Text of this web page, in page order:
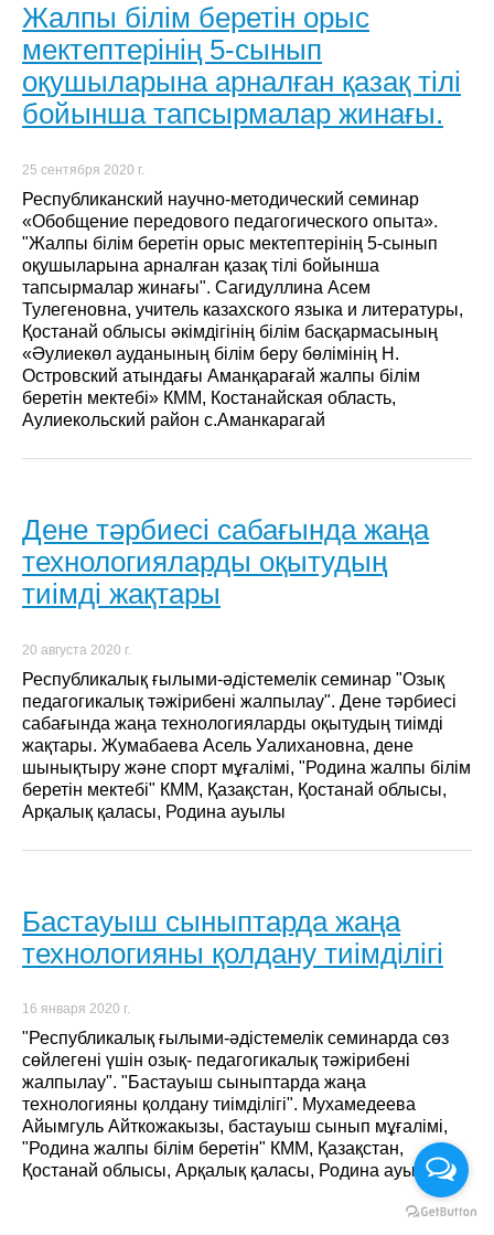
Жалпы білім беретін орыс
мектептерінің 5-сынып
оқушыларына арналған қазақ тілі
бойынша тапсырмалар жинағы.
25 сентября 2020 г.
Республиканский научно-методический семинар
«Обобщение передового педагогического опыта».
"Жалпы білім беретін орыс мектептерінің 5-сынып
оқушыларына арналған қазақ тілі бойынша
тапсырмалар жинағы". Сагидуллина Асем
Тулегеновна, учитель казахского языка и литературы,
Қостанай облысы әкімдігінің білім басқармасының
«Әулиекөл ауданының білім беру бөлімінің Н.
Островский атындағы Аманқарағай жалпы білім
беретін мектебі» КММ, Костанайская область,
Аулиекольский район с.Аманкарагай
Дене тәрбиесі сабағында жаңа
технологияларды оқытудың
тиімді жақтары
20 августа 2020 г.
Республикалық ғылыми-әдістемелік семинар "Озық
педагогикалық тәжірибені жалпылау". Дене тәрбиесі
сабағында жаңа технологияларды оқытудың тиімді
жақтары. Жумабаева Асель Уалихановна, дене
шынықтыру және спорт мұғалімі, "Родина жалпы білім
беретін мектебі" КММ, Қазақстан, Қостанай облысы,
Арқалық қаласы, Родина ауылы
Бастауыш сыныптарда жаңа
технологияны қолдану тиімділігі
16 января 2020 г.
"Республикалық ғылыми-әдістемелік семинарда сөз
сөйлегені үшін озық- педагогикалық тәжірибені
жалпылау". "Бастауыш сыныптарда жаңа
технологияны қолдану тиімділігі". Мухамедеева
Айымгуль Айткожакызы, бастауыш сынып мұғалімі,
"Родина жалпы білім беретін" КММ, Қазақстан,
Қостанай облысы, Арқалық қаласы, Родина ауылы